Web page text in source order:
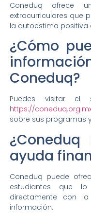
Coneduq ofrece
extracurriculares que
la autoestima positiva
¿Cómo
Coneduq?
Puedes visitar el
https://
sobre sus programas
ayuda
Coneduq puede
estudiantes que lo
directamente con
información.